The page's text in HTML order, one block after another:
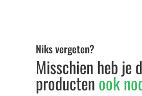
Niks vergeten?
Misschien heb je
productenook